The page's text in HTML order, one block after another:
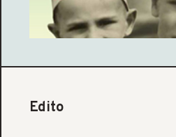
Edito